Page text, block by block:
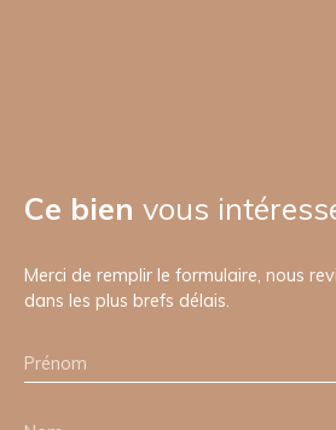
Ce bien vous
Merci de remplir le formulaire, nous
dans les plus brefs délais.
Prénom